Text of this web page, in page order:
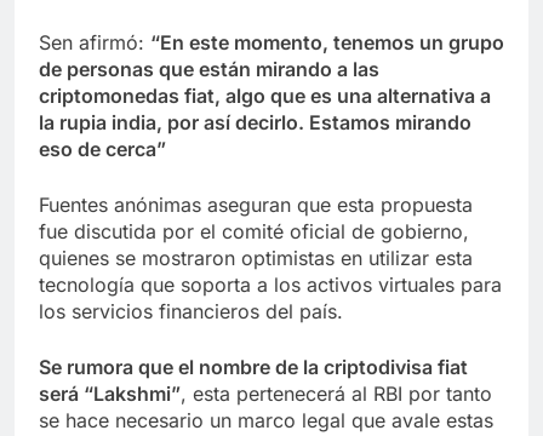
Sen afirmó: “En este momento, tenemos un grupo
de personas que están mirando a las
criptomonedas fiat, algo que es una alternativa a
la rupia india, por así decirlo. Estamos mirando
eso de cerca”
Fuentes anónimas aseguran que esta propuesta
fue discutida por el comité oficial de gobierno,
quienes se mostraron optimistas en utilizar esta
tecnología que soporta a los activos virtuales para
los servicios financieros del país.
Se rumora que el nombre de la criptodivisa fiat
será “Lakshmi”, esta pertenecerá al RBI por tanto
se hace necesario un marco legal que avale estas